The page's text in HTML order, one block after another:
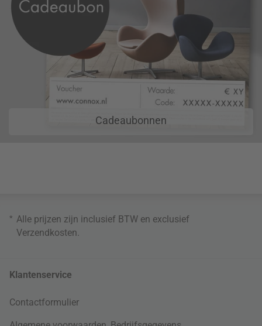
Cadeaubonnen
* Alle prijzen zijn inclusief BTW en exclusief
Verzendkosten.
Klantenservice
Contactformulier